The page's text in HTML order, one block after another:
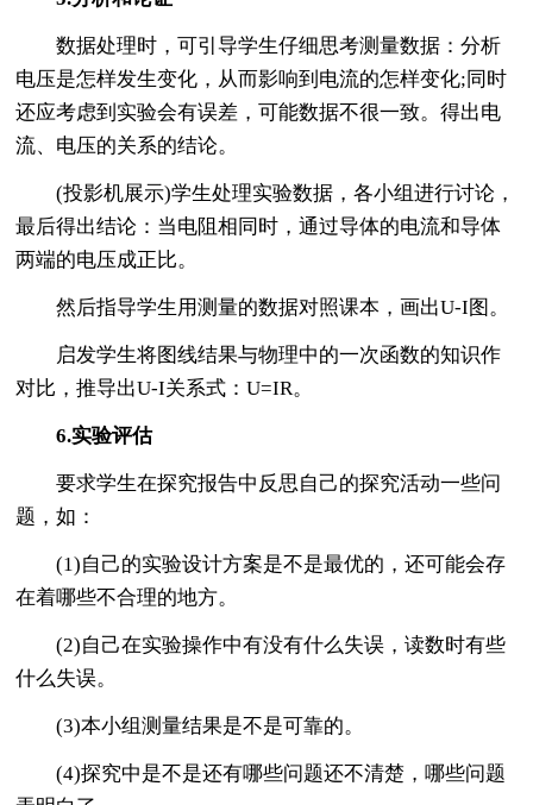
数据处理时，可引导学生仔细思考测量数据：分析
电压是怎样发生变化，从而影响到电流的怎样变化;同时
还应考虑到实验会有误差，可能数据不很一致。得出电
流、电压的关系的结论。
(投影机展示)学生处理实验数据，各小组进行讨论，
最后得出结论：当电阻相同时，通过导体的电流和导体
两端的电压成正比。
然后指导学生用测量的数据对照课本，画出U-I图。
启发学生将图线结果与物理中的一次函数的知识作
对比，推导出U-I关系式：U=IR。
6.实验评估
要求学生在探究报告中反思自己的探究活动一些问
题，如：
(1)自己的实验设计方案是不是最优的，还可能会存
在着哪些不合理的地方。
(2)自己在实验操作中有没有什么失误，读数时有些
什么失误。
(3)本小组测量结果是不是可靠的。
(4)探究中是不是还有哪些问题还不清楚，哪些问题